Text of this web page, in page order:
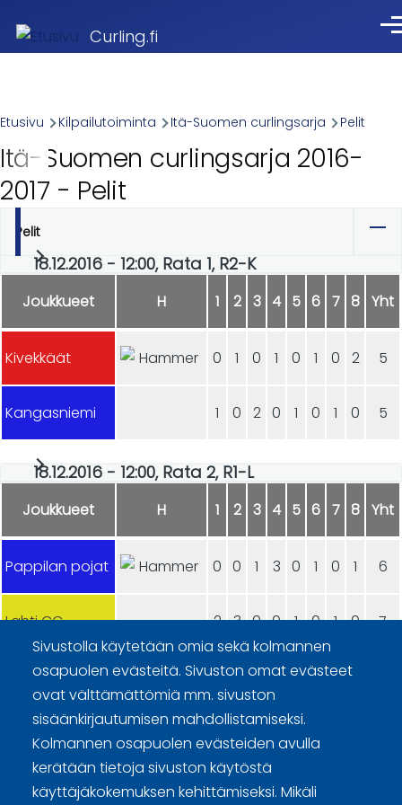
Curling.fi
Breadcrumb
Etusivu Kilpailutoiminta Itä-Suomen curlingsarja Pelit
Itä-Suomen curlingsarja 2016-
2017 - Pelit
Ensisijaiset
välilehdet
Pelit
18.12.2016 - 12:00, Rata 1, R2-K
Joukkueet H 1 2 3 4 5 6 7 8 Yht
Kivekkäät 0 1 0 1 0 1 0 2 5
Kangasniemi 1 0 2 0 1 0 1 0 5
18.12.2016 - 12:00, Rata 2, R1-L
Joukkueet H 1 2 3 4 5 6 7 8 Yht
Pappilan pojat 0 0 1 3 0 1 0 1 6
Lahti CC 2 3 0 0 1 0 1 0
7
Sivustolla käytetään omia sekä kolmannen
osapuolen evästeitä. Sivuston omat evästeet
ovat välttämättömiä mm. sivuston
sisäänkirjautumisen mahdollistamiseksi.
Kolmannen osapuolen evästeiden avulla
kerätään tietoja sivuston käytöstä
käyttäjäkokemuksen kehittämiseksi. Mikäli
Curling Finland